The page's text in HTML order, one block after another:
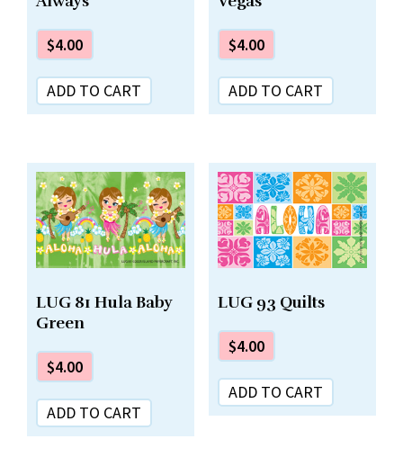
$4.00
ADD TO CART
$4.00
ADD TO CART
LUG 81 Hula Baby
Green
$4.00
ADD TO CART
LUG 93 Quilts
$4.00
ADD TO CART